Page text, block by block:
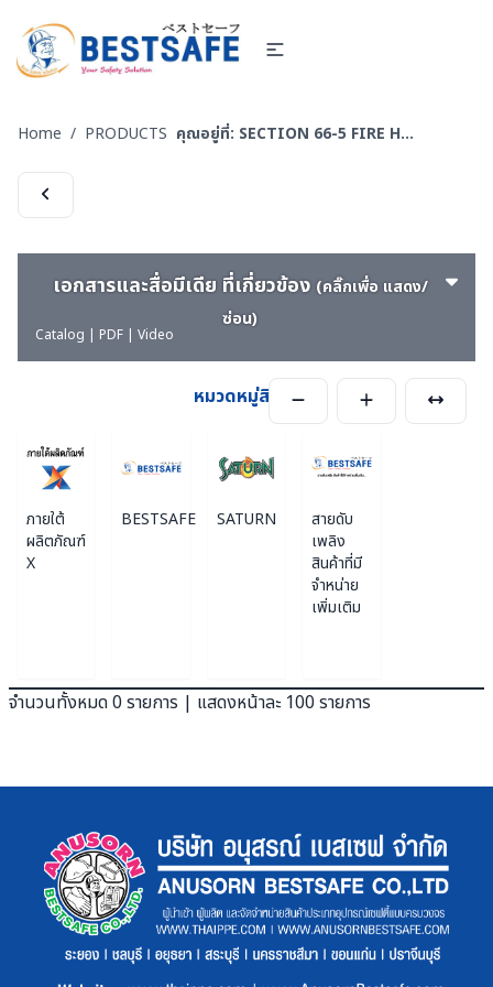
Home / PRODUCTS คุณอยู่ที่: SECTION 66-5 FIRE HOSE & EQUIPMENTS อุปกรณ์ส่งจ่ายน้ำสำหรับงานดับเพลิง
เอกสารและสื่อมีเดีย ที่เกี่ยวข้อง (คลิ๊กเพื่อ แสดง/
ซ่อน)
Catalog | PDF | Video
หมวดหมู่สินค้า
ภายใต้
ผลิตภัณฑ์
X
BESTSAFE SATURN
สายดับ
เพลิง
สินค้าที่มี
จำหน่าย
เพิ่มเติม
จำนวนทั้งหมด 0 รายการ | แสดงหน้าละ 100 รายการ